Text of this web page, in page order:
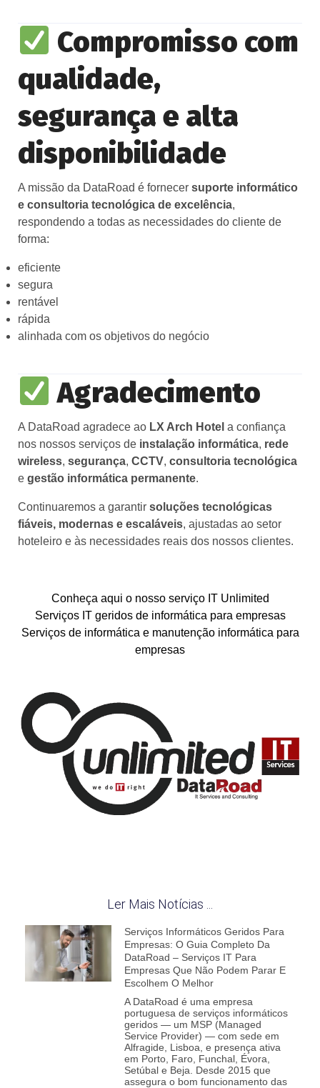
Compromisso com
qualidade,
segurança e alta
disponibilidade
A missão da DataRoad é fornecer suporte informático
e consultoria tecnológica de excelência,
respondendo a todas as necessidades do cliente de
forma:
eficiente
segura
rentável
rápida
alinhada com os objetivos do negócio
Agradecimento
A DataRoad agradece ao LX Arch Hotel a confiança
nos nossos serviços de instalação informática, rede
wireless, segurança, CCTV, consultoria tecnológica
e gestão informática permanente.
Continuaremos a garantir soluções tecnológicas
fiáveis, modernas e escaláveis, ajustadas ao setor
hoteleiro e às necessidades reais dos nossos clientes.
Conheça aqui o nosso serviço IT Unlimited
Serviços IT geridos de informática para empresas
Serviços de informática e manutenção informática para
empresas
Ler Mais Notícias ...
Serviços Informáticos Geridos Para
Empresas: O Guia Completo Da
DataRoad – Serviços IT Para
Empresas Que Não Podem Parar E
Escolhem O Melhor
A DataRoad é uma empresa
portuguesa de serviços informáticos
geridos — um MSP (Managed
Service Provider) — com sede em
Alfragide, Lisboa, e presença ativa
em Porto, Faro, Funchal, Évora,
Setúbal e Beja. Desde 2015 que
assegura o bom funcionamento das